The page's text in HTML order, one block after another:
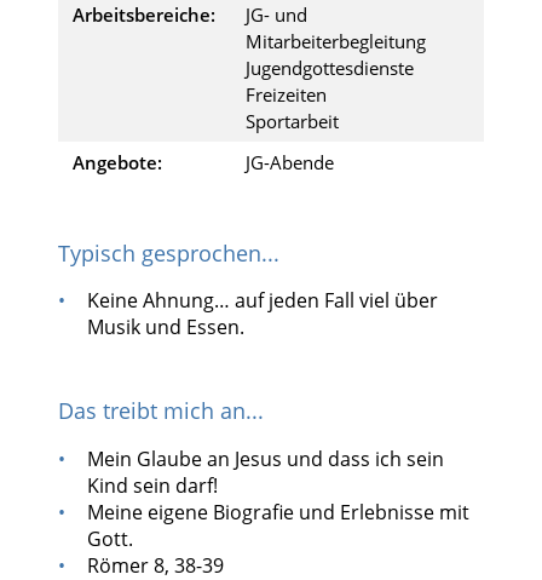
Arbeitsbereiche:
JG- und
Mitarbeiterbegleitung
Jugendgottesdienste
Freizeiten
Sportarbeit
Angebote:
JG-Abende
Typisch gesprochen...
Keine Ahnung… auf jeden Fall viel über
Musik und Essen.
Das treibt mich an...
Mein Glaube an Jesus und dass ich sein
Kind sein darf!
Meine eigene Biografie und Erlebnisse mit
Gott.
Römer 8, 38-39